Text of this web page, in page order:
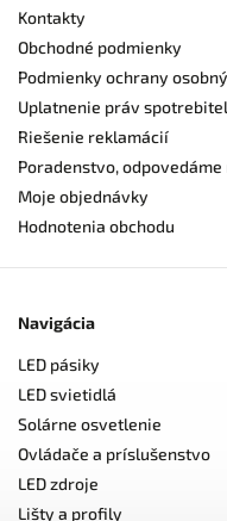
Kontakty
Obchodné podmienky
Podmienky ochrany
Uplatnenie práv
Riešenie reklamácií
Poradenstvo, odpovedáme
Moje objednávky
Hodnotenia obchodu
Navigácia
LED pásiky
LED svietidlá
Solárne osvetlenie
Ovládače a príslušenstvo
LED zdroje
Lišty a profily